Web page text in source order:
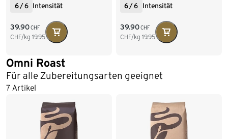
6/6 Intensität
39.90CHF
CHF/kg 19.95
6/6 Intensität
39.90CHF
CHF/kg 19.95
Omni Roast
Für alle Zubereitungsarten geeignet
7 Artikel